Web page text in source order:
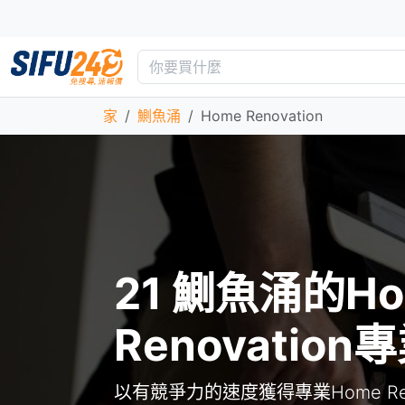
家 鰂魚涌 Home Renovation
21 鰂魚涌的
Renovation專
以有競爭力的速度獲得專業Home